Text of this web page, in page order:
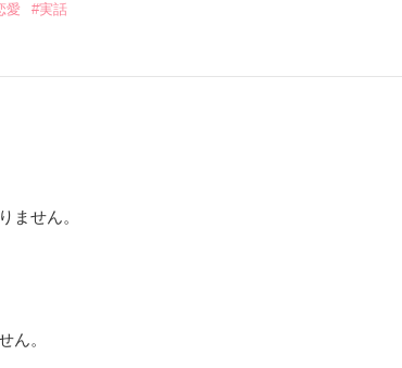
愛 #実話
た恋愛の一部です。
しいです。
ません。
ん。